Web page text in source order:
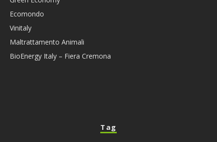
Ecomondo
Vinitaly
Maltrattamento Animali
BioEnergy Italy – Fiera Cremona
Tag